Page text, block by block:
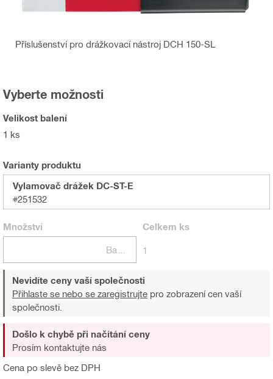
Příslušenství pro drážkovací nástroj DCH 150-SL
Vyberte možnosti
Velikost balení
1 ks
Varianty produktu
Vylamovač drážek DC-ST-E
#251532
Množství Celkem ks
1
Nevidíte ceny vaší společnosti
Přihlaste se nebo se zaregistrujte pro zobrazení cen vaší
společnosti.
Cena po slevě bez DPH
Došlo k chybě při načítání ceny
Prosím kontaktujte nás